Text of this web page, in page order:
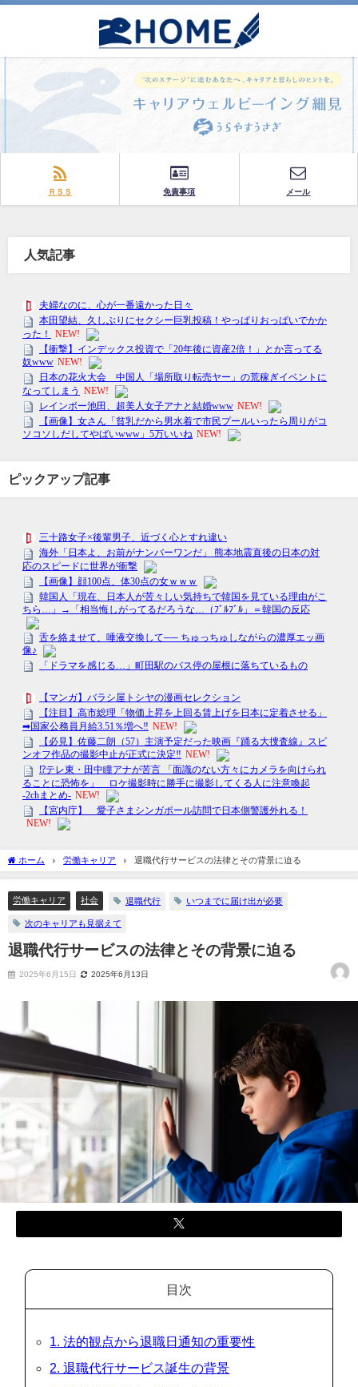
ＲＳＳ 免責事項 メール
人気記事
ピックアップ記事
ホーム 労働キャリア 退職代行サービスの法律とその背景に迫る
労働キャリア 社会 退職代行 いつまでに届け出が必要
次のキャリアも見据えて
退職代行サービスの法律とその背景に迫る
2025年6月15日 2025年6月13日
目次
1. 法的観点から退職日通知の重要性
2. 退職代行サービス誕生の背景